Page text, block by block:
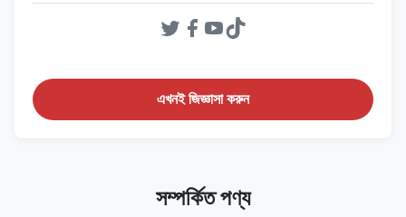
এখনই জিজ্ঞাসা করুন
সম্পর্কিত পণ্য